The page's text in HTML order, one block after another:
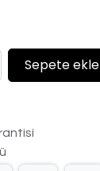
Sepete ekle